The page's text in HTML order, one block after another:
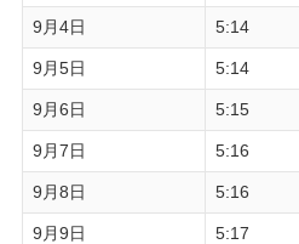
9月4日 5:14
9月5日 5:14
9月6日 5:15
9月7日 5:16
9月8日 5:16
9月9日 5:17